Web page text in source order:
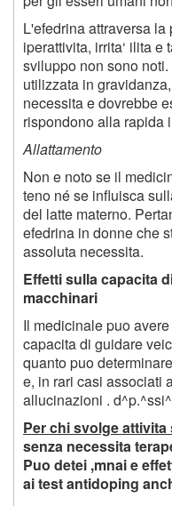
L'efedrina attraversa
iperattivita, irrita‘ ilita
sviluppo non sono
utilizzata in
necessita e dovrebbe
rispondono alla rapida
Allattamento
Non e noto se il
teno né se influisca
del latte materno.
efedrina in donne che
assoluta necessita.
Effetti sulla capacita
macchinari
Il medicinale puo
capacita di guidare
quanto puo
e, in rari casi associati
allucinazioni .
Per chi svolge
senza necessita
Puo detei ,mnai e
ai test antidoping